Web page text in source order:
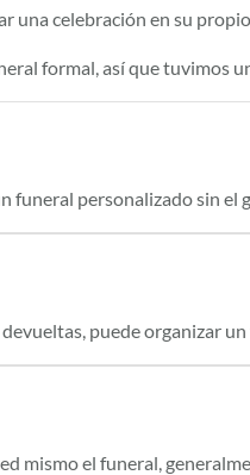
una celebración en su
formal, así que tuvimos
funeral personalizado sin el
puede organizar
mismo el funeral,